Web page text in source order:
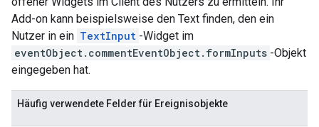
Add-on kann beispielsweise den Text finden, den ein
Nutzer in ein TextInput -Widget im
eventObject.commentEventObject.formInputs -Objekt
eingegeben hat.
Häufig verwendete Felder für Ereignisobjekte